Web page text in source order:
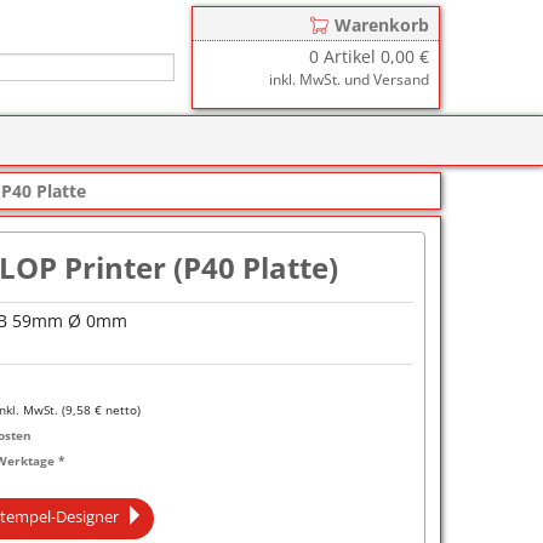
Warenkorb
0Artikel 0,00 €
inkl. MwSt. und Versand
für COLOP Printer
für COLOP Heavy Duty
für TRODAT Printy
für TRODAT Professional
III
Stempelkissen196
Stempelfarbe
191
P40 Platte
Printer (P40 Platte)
59mm Ø 0mm
MwSt. (9,58 € netto)
*
Designer